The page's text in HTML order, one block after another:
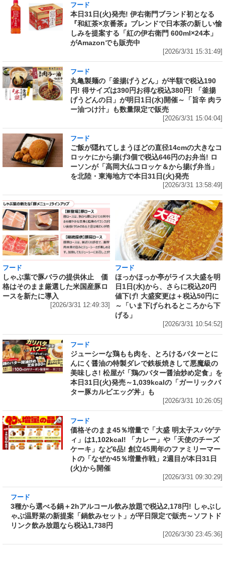
フード
本日31日(火)発売! 伊右衛門ブランド初となる
『和紅茶×京番茶』ブレンドで日本茶の新しい愉
しみを提案する「紅の伊右衛門 600ml×24本」
がAmazonでも販売中
[2026/3/31 15:31:49]
フード
丸亀製麺の「釜揚げうどん」が半額で税込190
円! 得サイズは390円お得な税込380円! 「釜揚
げうどんの日」が明日1日(水)開催～「旨辛 肉ラ
ー油つけ汁」も数量限定で販売
[2026/3/31 15:04:04]
フード
ご飯が隠れてしまうほどの直径14cmの大きなコ
ロッケにから揚げ3個で税込646円のお弁当! ロ
ーソンが「高岡大仏コロッケ＆から揚げ弁当」
を北陸・東海地方で本日31日(火)発売
[2026/3/31 13:58:49]
フード
しゃぶ葉で豚バラの提供休止 価
格はそのまま厳選した米国産豚ロ
ースを新たに導入
[2026/3/31 12:49:33]
フード
ほっかほっか亭がライス大盛を明
日1日(水)から、さらに税込20円
値下げ! 大盛変更は＋税込50円に
～「いま下げられるところから下
げる」
[2026/3/31 10:54:52]
フード
ジューシーな鶏もも肉を、とろけるバターとに
んにく醤油の特製ダレで鉄板焼きして悪魔級の
美味しさ! 松屋が「鶏のバター醤油炒め定食」を
本日31日(火)発売～1,039kcalの「ガーリックバ
ター豚カルビエッグ丼」も
[2026/3/31 10:26:05]
フード
価格そのまま45％増量で「大盛 明太子スパゲテ
ィ」は1,102kcal! 「カレー」や「天使のチーズ
ケーキ」など6品! 創立45周年のファミリーマー
トの「なぜか45％増量作戦」2週目が本日31日
(火)から開催
[2026/3/31 09:30:29]
3種から選べる鍋＋2hアルコール飲み放題で税
込2,178円! しゃぶしゃぶ温野菜の新提案「鍋飲
みセット」が平日限定で販売～ソフトドリンク
[2026/3/30 23:45:36]